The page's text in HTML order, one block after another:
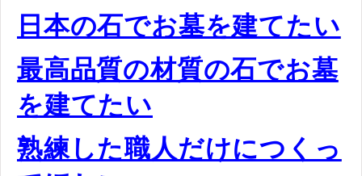
日本の石でお墓を建てたい
最高品質の材質の石でお墓
を建てたい
熟練した職人だけにつくっ